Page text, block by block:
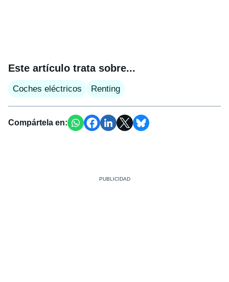
Este artículo trata sobre...
Coches eléctricos Renting
Compártela en: